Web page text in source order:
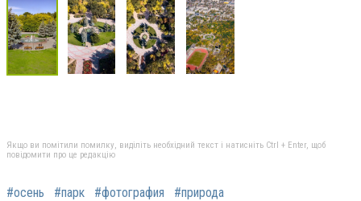
Якщо ви помітили помилку, виділіть необхідний текст і натисніть Ctrl + Enter, щоб
повідомити про це редакцію
#осень #парк #фотография #природа